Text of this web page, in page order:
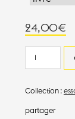
24,00€
quantité
de
reste
à
Collection :